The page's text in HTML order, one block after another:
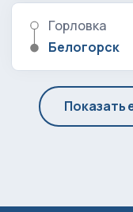
Горловка
Белогорск
Показать